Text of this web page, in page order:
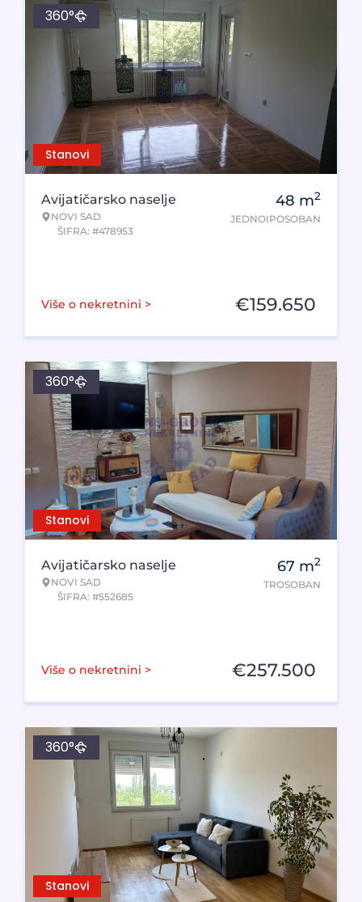
Stanovi
360°
Avijatičarsko naselje
NOVI SAD
ŠIFRA: #478953
48 m2
JEDNOIPOSOBAN
Više o nekretnini > €159.650
Stanovi
360°
Avijatičarsko naselje
NOVI SAD
ŠIFRA: #552685
67 m2
TROSOBAN
Više o nekretnini > €257.500
Stanovi
360°